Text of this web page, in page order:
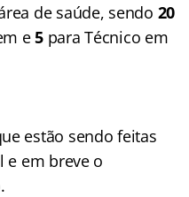
de saúde, sendo 20
e5para Técnico em
estão sendo feitas
e em breve o